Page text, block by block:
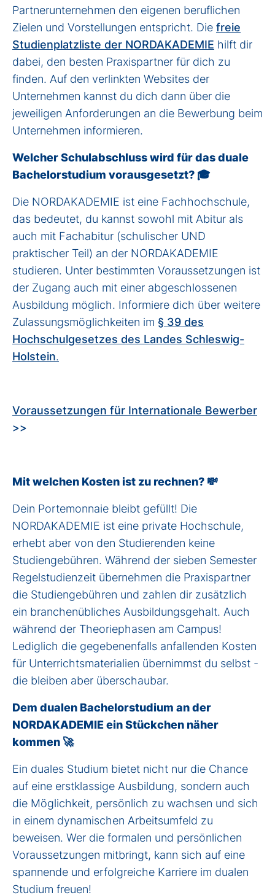
Partnerunternehmen den eigenen beruflichen
Zielen und Vorstellungen entspricht. Die freie
Studienplatzliste der NORDAKADEMIE hilft dir
dabei, den besten Praxispartner für dich zu
finden. Auf den verlinkten Websites der
Unternehmen kannst du dich dann über die
jeweiligen Anforderungen an die Bewerbung beim
Unternehmen informieren.
Welcher Schulabschluss wird für das duale
Bachelorstudium vorausgesetzt? 🎓
Die NORDAKADEMIE ist eine Fachhochschule,
das bedeutet, du kannst sowohl mit Abitur als
auch mit Fachabitur (schulischer UND
praktischer Teil) an der NORDAKADEMIE
studieren. Unter bestimmten Voraussetzungen ist
der Zugang auch mit einer abgeschlossenen
Ausbildung möglich. Informiere dich über weitere
Zulassungsmöglichkeiten im § 39 des
Hochschulgesetzes des Landes Schleswig-
Holstein.
Voraussetzungen für Internationale Bewerber
>>
Mit welchen Kosten ist zu rechnen? 💸
Dein Portemonnaie bleibt gefüllt! Die
NORDAKADEMIE ist eine private Hochschule,
erhebt aber von den Studierenden keine
Studiengebühren. Während der sieben Semester
Regelstudienzeit übernehmen die Praxispartner
die Studiengebühren und zahlen dir zusätzlich
ein branchenübliches Ausbildungsgehalt. Auch
während der Theoriephasen am Campus!
Lediglich die gegebenenfalls anfallenden Kosten
für Unterrichtsmaterialien übernimmst du selbst -
die bleiben aber überschaubar.
Dem dualen Bachelorstudium an der
NORDAKADEMIE ein Stückchen näher
kommen 🚀
Ein duales Studium bietet nicht nur die Chance
auf eine erstklassige Ausbildung, sondern auch
die Möglichkeit, persönlich zu wachsen und sich
in einem dynamischen Arbeitsumfeld zu
beweisen. Wer die formalen und persönlichen
Voraussetzungen mitbringt, kann sich auf eine
spannende und erfolgreiche Karriere im dualen
Studium freuen!